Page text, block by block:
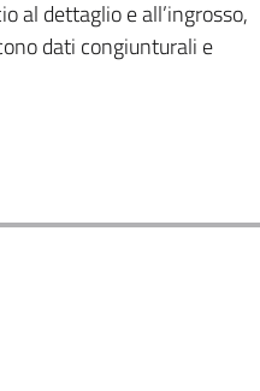
al dettaglio e all’ingrosso,
dati congiunturali e